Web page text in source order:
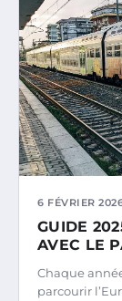
6 FÉVRIER
GUIDE
AVEC LE
Chaque
parcourir